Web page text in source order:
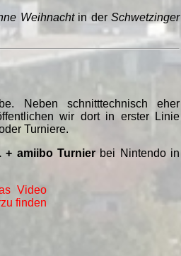
Weihnachtin der Schwetzinger
Neben schnitttechnisch eher
wir dort in erster Linie
Turniere.
+ amiibo Turnier bei Nintendo in
Video
finden